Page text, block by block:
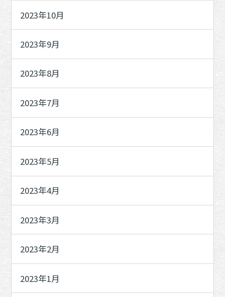
2023年10月
2023年9月
2023年8月
2023年7月
2023年6月
2023年5月
2023年4月
2023年3月
2023年2月
2023年1月